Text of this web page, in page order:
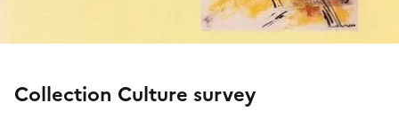
Collection Culture survey